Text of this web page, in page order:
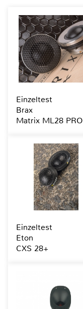
Einzeltest
Brax
Matrix ML28 PRO
Einzeltest
Eton
CXS 28+